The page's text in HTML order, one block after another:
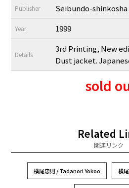
Publisher Seibundo-shinkosha
Year 1999
Details
3rd Printing, New
Dust jacket.
sold
Related
関連リンク
横尾忠則 / Tadanori Yokoo 横